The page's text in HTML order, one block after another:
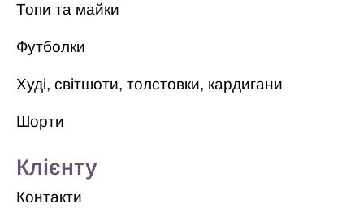
Топи та майки
Футболки
Худі, світшоти, толстовки, кардигани
Шорти
Клієнту
Контакти